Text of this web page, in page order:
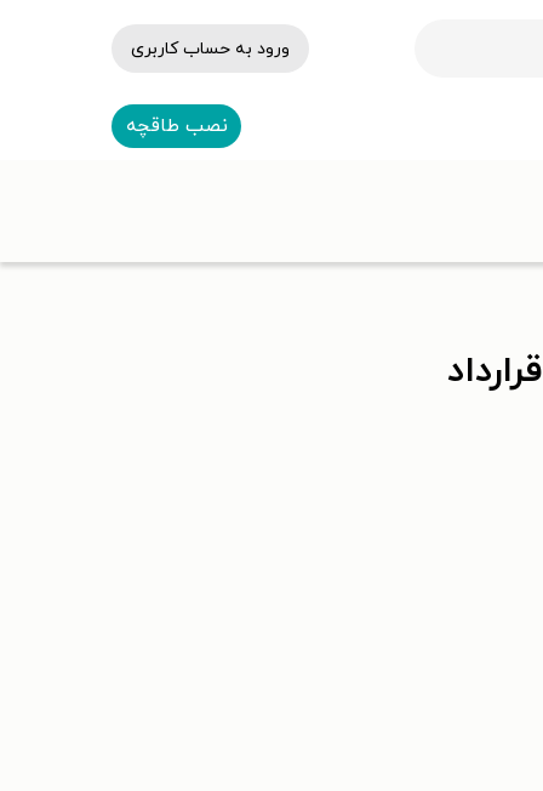
ورود به حساب کاربری
نصب طاقچه